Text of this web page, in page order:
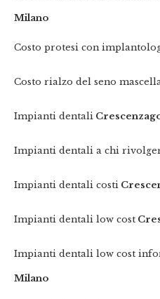
Milano
Costo protesi con
Costo rialzo del seno
Impianti dentali
Impianti dentali a chi
Impianti dentali costi
Impianti dentali low cost
Impianti dentali low cost
Milano